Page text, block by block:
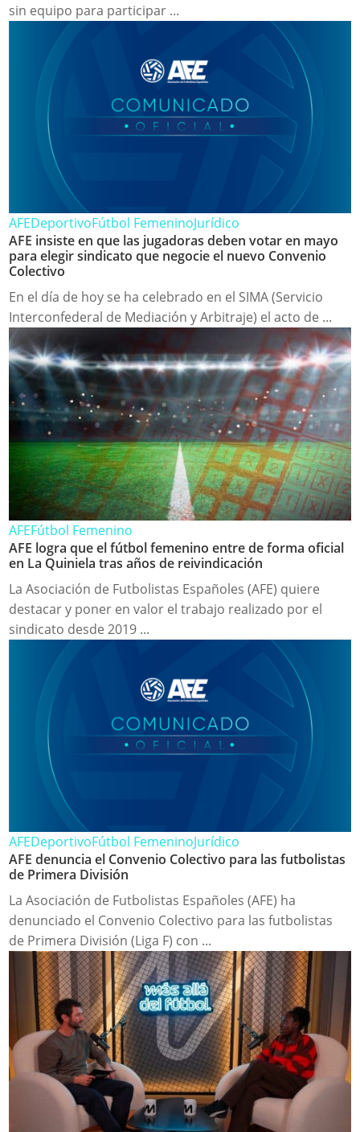
sin equipo para participar ...
AFEDeportivoFútbol FemeninoJurídico
AFE insiste en que las jugadoras deben votar en mayo
para elegir sindicato que negocie el nuevo Convenio
Colectivo
En el día de hoy se ha celebrado en el SIMA (Servicio
Interconfederal de Mediación y Arbitraje) el acto de ...
AFEFútbol Femenino
AFE logra que el fútbol femenino entre de forma oficial
en La Quiniela tras años de reivindicación
La Asociación de Futbolistas Españoles (AFE) quiere
destacar y poner en valor el trabajo realizado por el
sindicato desde 2019 ...
AFEDeportivoFútbol FemeninoJurídico
AFE denuncia el Convenio Colectivo para las futbolistas
de Primera División
La Asociación de Futbolistas Españoles (AFE) ha
denunciado el Convenio Colectivo para las futbolistas
de Primera División (Liga F) con ...